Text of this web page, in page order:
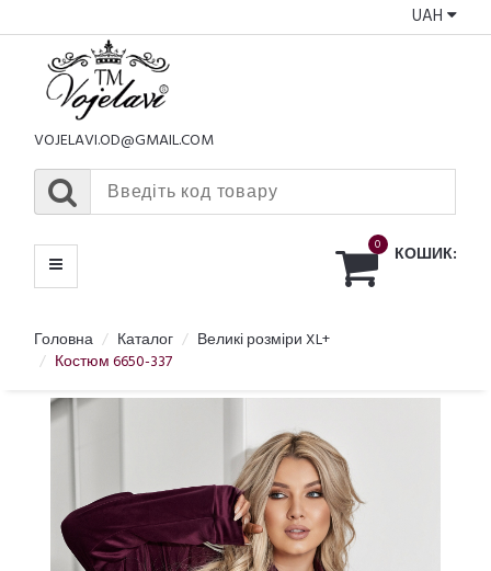
UAH
VOJELAVI.OD@GMAIL.COM
0 КОШИК:
МЕНЮ
Головна Каталог
Великі розміри XL+
Костюм 6650-337